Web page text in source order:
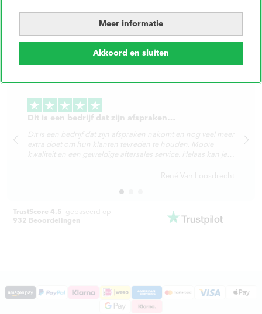
Meer informatie
Akkoord en sluiten
WAT ANDEREN OVER ONS ZEGGEN.
Dit is een bedrijf dat zijn afspraken…
Dit is een bedrijf dat zijn afspraken nakomt en nog veel meer
extra doet om hun klanten tevreden te houden. Mooie
kwaliteit en een geweldige aftersales service. Helaas kan je
René Van Loosdrecht
TrustScore 4.5
gebaseerd op
932 Beoordelingen